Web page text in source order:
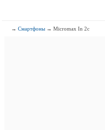
→Смартфоны → Micromax In 2c